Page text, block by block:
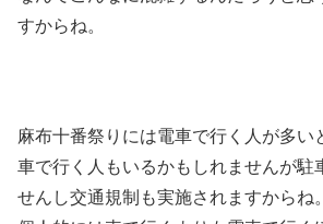
すからね。
麻布十番祭りには電車で行く人が多い
車で行く人もいるかもしれませんが駐
せんし交通規制も実施されますからね。